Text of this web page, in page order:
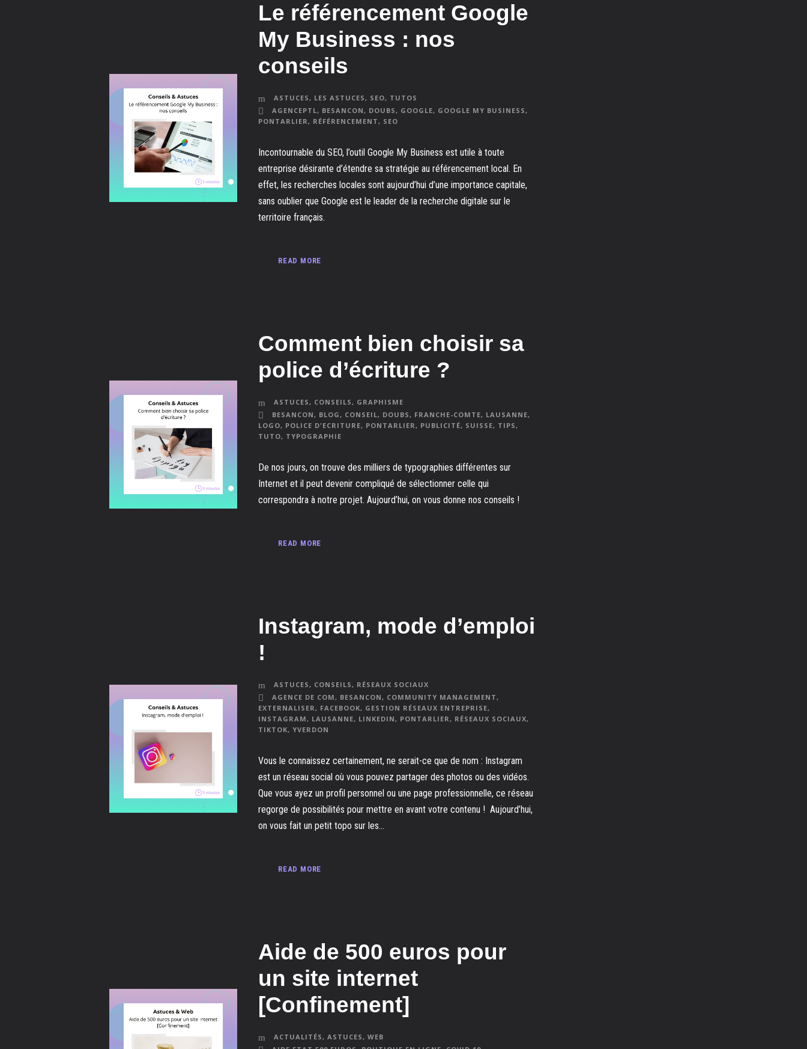
Le référencement Google
My Business : nos
conseils
ASTUCES, LES ASTUCES, SEO, TUTOS
AGENCEPTL, BESANCON, DOUBS, GOOGLE, GOOGLE MY BUSINESS,
PONTARLIER, RÉFÉRENCEMENT, SEO
Incontournable du SEO, l’outil Google My Business est utile à toute
entreprise désirante d’étendre sa stratégie au référencement local. En
effet, les recherches locales sont aujourd’hui d’une importance capitale,
sans oublier que Google est le leader de la recherche digitale sur le
territoire français.
READ MORE
Comment bien choisir sa
police d’écriture ?
ASTUCES, CONSEILS, GRAPHISME
BESANCON, BLOG, CONSEIL, DOUBS, FRANCHE-COMTE, LAUSANNE,
LOGO, POLICE D'ECRITURE, PONTARLIER, PUBLICITÉ, SUISSE, TIPS,
TUTO, TYPOGRAPHIE
De nos jours, on trouve des milliers de typographies différentes sur
Internet et il peut devenir compliqué de sélectionner celle qui
correspondra à notre projet. Aujourd’hui, on vous donne nos conseils !
READ MORE
Instagram, mode d’emploi
!
ASTUCES, CONSEILS, RÉSEAUX SOCIAUX
AGENCE DE COM, BESANCON, COMMUNITY MANAGEMENT,
EXTERNALISER, FACEBOOK, GESTION RÉSEAUX ENTREPRISE,
INSTAGRAM, LAUSANNE, LINKEDIN, PONTARLIER, RÉSEAUX SOCIAUX,
TIKTOK, YVERDON
Vous le connaissez certainement, ne serait-ce que de nom : Instagram
est un réseau social où vous pouvez partager des photos ou des vidéos.
Que vous ayez un profil personnel ou une page professionnelle, ce réseau
regorge de possibilités pour mettre en avant votre contenu ! Aujourd’hui,
on vous fait un petit topo sur les...
READ MORE
Aide de 500 euros pour
un site internet
[Confinement]
ACTUALITÉS, ASTUCES, WEB